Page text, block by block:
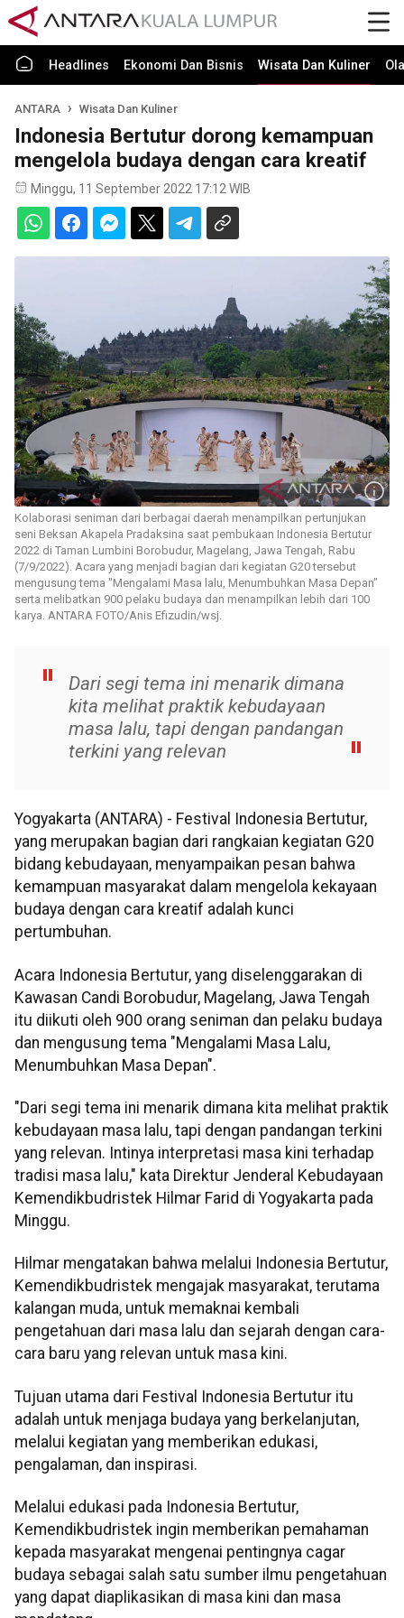
Headlines Ekonomi Dan Bisnis Wisata Dan Kuliner
ANTARA Wisata Dan Kuliner
Indonesia Bertutur dorong kemampuan
mengelola budaya dengan cara kreatif
Minggu, 11 September 2022 17:12 WIB
Kolaborasi seniman dari berbagai daerah menampilkan pertunjukan
seni Beksan Akapela Pradaksina saat pembukaan Indonesia Bertutur
2022 di Taman Lumbini Borobudur, Magelang, Jawa Tengah, Rabu
(7/9/2022). Acara yang menjadi bagian dari kegiatan G20 tersebut
mengusung tema "Mengalami Masa lalu, Menumbuhkan Masa Depan"
serta melibatkan 900 pelaku budaya dan menampilkan lebih dari 100
karya. ANTARA FOTO/Anis Efizudin/wsj.
Dari segi tema ini menarik dimana
kita melihat praktik kebudayaan
masa lalu, tapi dengan pandangan
terkini yang relevan
Yogyakarta (ANTARA) - Festival Indonesia Bertutur,
yang merupakan bagian dari rangkaian kegiatan G20
bidang kebudayaan, menyampaikan pesan bahwa
kemampuan masyarakat dalam mengelola kekayaan
budaya dengan cara kreatif adalah kunci
pertumbuhan.
Acara Indonesia Bertutur, yang diselenggarakan di
Kawasan Candi Borobudur, Magelang, Jawa Tengah
itu diikuti oleh 900 orang seniman dan pelaku budaya
dan mengusung tema "Mengalami Masa Lalu,
Menumbuhkan Masa Depan".
"Dari segi tema ini menarik dimana kita melihat praktik
kebudayaan masa lalu, tapi dengan pandangan terkini
yang relevan. Intinya interpretasi masa kini terhadap
tradisi masa lalu," kata Direktur Jenderal Kebudayaan
Kemendikbudristek Hilmar Farid di Yogyakarta pada
Minggu.
Hilmar mengatakan bahwa melalui Indonesia Bertutur,
Kemendikbudristek mengajak masyarakat, terutama
kalangan muda, untuk memaknai kembali
pengetahuan dari masa lalu dan sejarah dengan cara-
cara baru yang relevan untuk masa kini.
Tujuan utama dari Festival Indonesia Bertutur itu
adalah untuk menjaga budaya yang berkelanjutan,
melalui kegiatan yang memberikan edukasi,
pengalaman, dan inspirasi.
Melalui edukasi pada Indonesia Bertutur,
Kemendikbudristek ingin memberikan pemahaman
kepada masyarakat mengenai pentingnya cagar
budaya sebagai salah satu sumber ilmu pengetahuan
yang dapat diaplikasikan di masa kini dan masa